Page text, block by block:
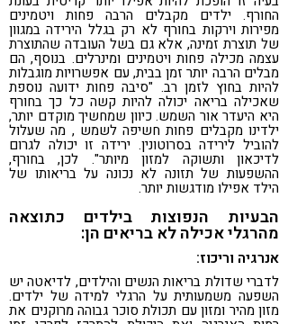
החורף. ילדים מקבלים הרבה פחות ויטמינים
מפירות וירקות בחורף לא רק בגלל הירידה במגוון
של תוצרת זמינה, אלא גם בשל העובדה שהתוצרת
עצמה מכילה פחות ויטמינים ומינרלים. בנוסף, הם
מבלים הרבה יותר זמן בבית, עם אפשרויות מוגבלות
להיות בחוץ לזמן רב. "סיבה פחות ידועה נוספת
שאכילה בריאה יכולה להיות קשה כל כך בחורף
היא היעדר אור השמש. כיוון שמחשיך מוקדם יותר,
ילדינו מקבלים פחות חשיפה לשמש , מה שעלול
להוביל לירידה בסרוטונין. ירידה זו יכולה לגרום
לדיכאון ותשוקה למזון מיותר". לכן, בחורף,
ההשפעות של תזונה לא נכונה על בריאותו של
הילד אפילו מודגשות יותר.
הבעיות הנפוצות בילדים כתוצאה
מהרגלי אכילה לא בריאים הן:
אנרגיה וריכוז:
לדברי שדולת בריאות הנשים והילדים, לדיאטה יש
השפעה משמעותית על הרגלי למידה של ילדים.
מזון מהיר ומזון עם תכולת סוכר גבוהה מרוקנים את